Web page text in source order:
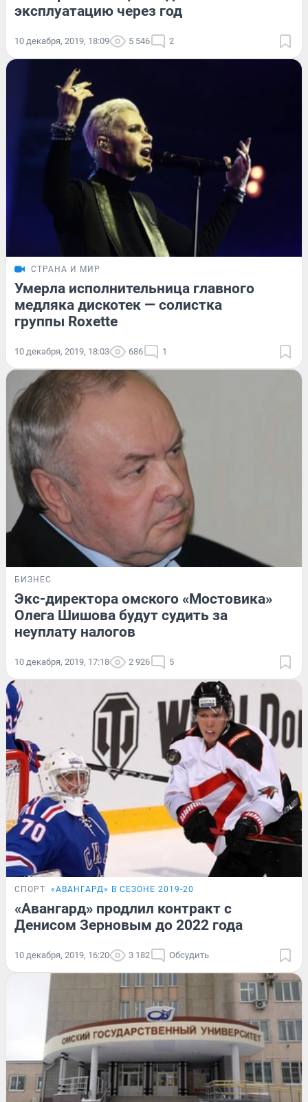
эксплуатацию через год
10 декабря, 2019, 18:09 5 546 2
СТРАНА И МИР
Умерла исполнительница главного
медляка дискотек — солистка
группы Roxette
10 декабря, 2019, 18:03 686 1
БИЗНЕС
Экс-директора омского «Мостовика»
Олега Шишова будут судить за
неуплату налогов
10 декабря, 2019, 17:18 2 926 5
СПОРТ «АВАНГАРД» В СЕЗОНЕ 2019-20
«Авангард» продлил контракт с
Денисом Зерновым до 2022 года
10 декабря, 2019, 16:20 3 182 Обсудить